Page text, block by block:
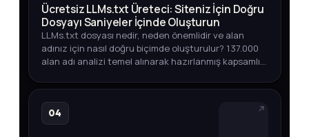
Ücretsiz LLMs.txt Üreteci: Siteniz İçin Doğru
Dosyayı Saniyeler İçinde Oluşturun
LLMs.txt dosyası nedir, neden önemlidir ve alan
adınız için nasıl doğru biçimde oluşturulur? 137.000
alan adı analizi temel alınarak hazırlanmış kapsamlı
04